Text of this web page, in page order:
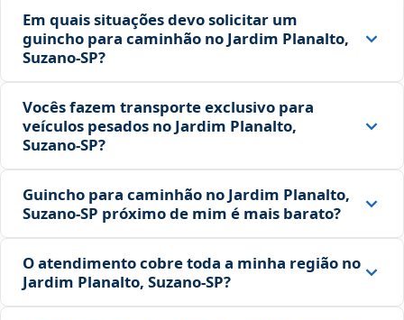
Em quais situações devo solicitar um
guincho para caminhão no Jardim Planalto,
Suzano‑SP?
Vocês fazem transporte exclusivo para
veículos pesados no Jardim Planalto,
Suzano‑SP?
Guincho para caminhão no Jardim Planalto,
Suzano‑SP próximo de mim é mais barato?
O atendimento cobre toda a minha região no
Jardim Planalto, Suzano‑SP?